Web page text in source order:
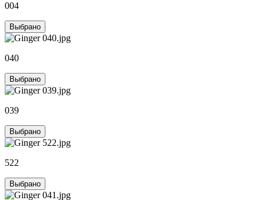
004
Выбрано
040
Выбрано
039
Выбрано
522
Выбрано